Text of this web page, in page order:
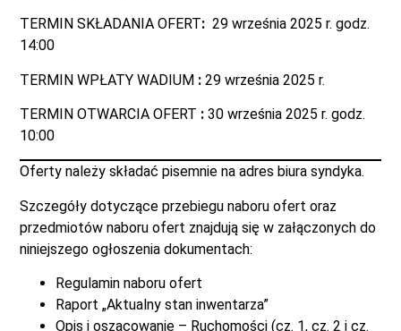
TERMIN SKŁADANIA OFERT:29 września 2025 r. godz.
14:00
TERMIN WPŁATY WADIUM :29 września 2025 r.
TERMIN OTWARCIA OFERT : 30 września 2025 r. godz.
10:00
Oferty należy składać pisemnie na adres biura syndyka.
Szczegóły dotyczące przebiegu naboru ofert oraz
przedmiotów naboru ofert znajdują się w załączonych do
niniejszego ogłoszenia dokumentach:
Regulamin naboru ofert
Raport „Aktualny stan inwentarza”
Opis i oszacowanie – Ruchomości (cz. 1, cz. 2 i cz.